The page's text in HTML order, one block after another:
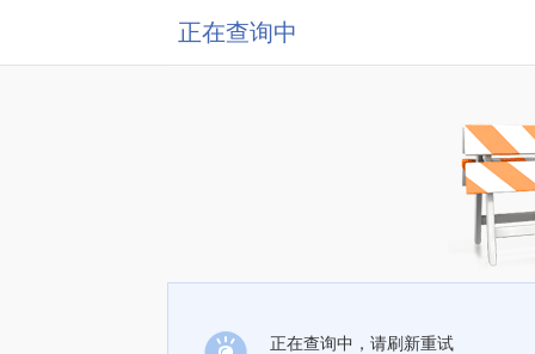
正在查询中
正在查询中，请刷新重试